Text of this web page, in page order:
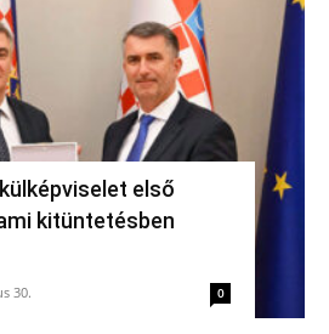
első
kitüntetésben
30. 0